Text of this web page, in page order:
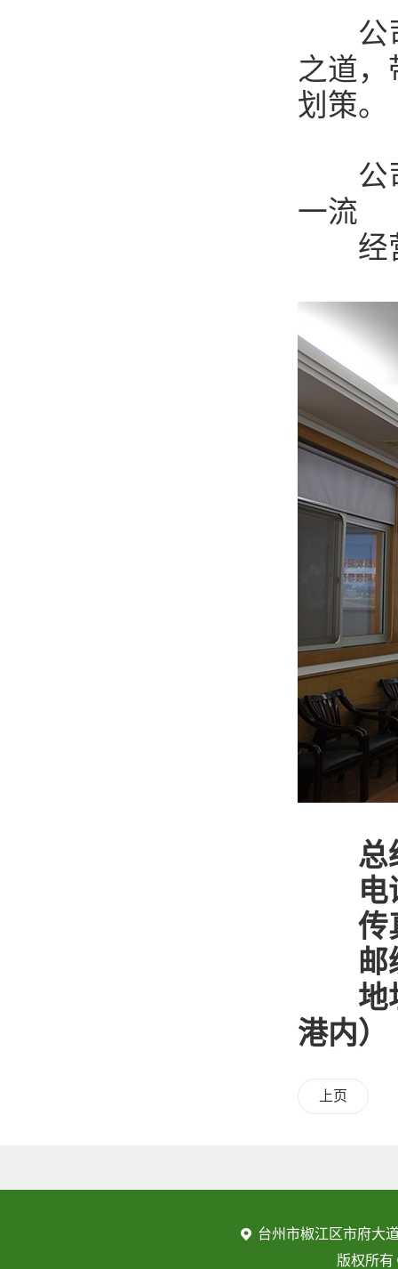
公司
之道
划策。
公司
一流
经营
总
电
传
地
港内）
上页
台州市椒江区市府大
版权所